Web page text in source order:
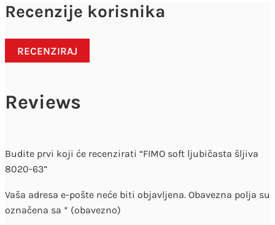
Recenzije korisnika
RECENZIRAJ
Reviews
Budite prvi koji će recenzirati “FIMO soft ljubičasta šljiva
8020-63”
Vaša adresa e-pošte neće biti objavljena. Obavezna polja su
označena sa * (obavezno)